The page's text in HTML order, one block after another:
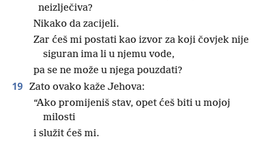
neizlječiva?
Nikako da zacijeli.
Zar ćeš mi postati kao izvor za koji čovjek nije
siguran ima li u njemu vode,
pa se ne može u njega pouzdati?
19 Zato ovako kaže Jehova:
“Ako promijeniš stav, opet ćeš biti u mojoj
milosti
i služit ćeš mi.